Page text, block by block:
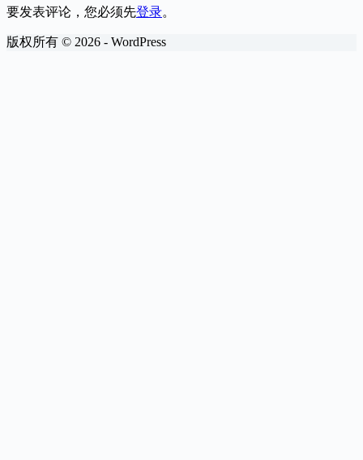
要发表评论，您必须先登录。
版权所有 © 2026 - WordPress